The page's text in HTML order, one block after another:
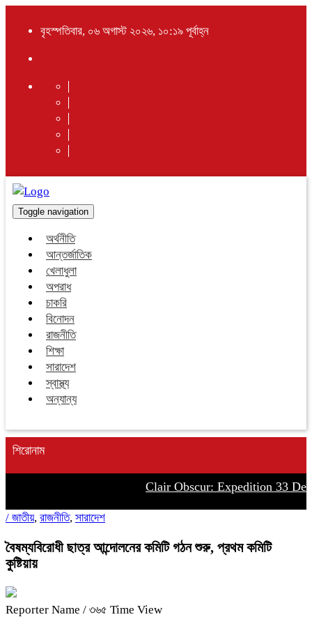
বৃহস্পতিবার, ০৬ অগাস্ট ২০২৬, ১০:১৯ পূর্বাহ্ন
Toggle navigation
অর্থনীতি
আন্তর্জাতিক
খেলাধুলা
অপরাধ
চাকরি
বিনোদন
রাজনীতি
শিক্ষা
সারাদেশ
স্বাস্থ্য
অন্যান্য
শিরোনাম
Clair Obscur: Expedition 33
/ জাতীয়, রাজনীতি, সারাদেশ
বৈষম্যবিরোধী ছাত্র আন্দোলনের কমিটি গঠন শুরু, প্রথম কমিটি
কুষ্টিয়ায়
Reporter Name / ৩৬৫ Time View